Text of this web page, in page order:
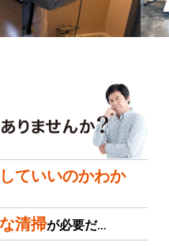
ていいのかわか
清掃が必要だ…